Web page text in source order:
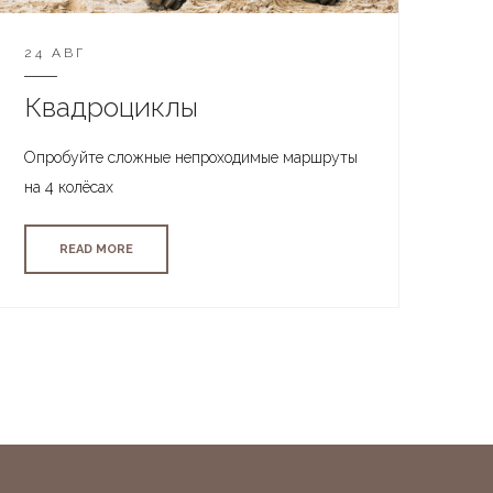
24 АВГ
Квадроциклы
Опробуйте сложные непроходимые маршруты
на 4 колёсах
READ MORE